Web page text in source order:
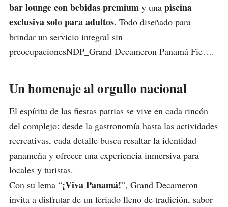
bar lounge con bebidas premium y una piscina
exclusiva solo para adultos. Todo diseñado para
brindar un servicio integral sin
preocupacionesNDP_Grand Decameron Panamá Fie….
Un homenaje al orgullo nacional
El espíritu de las fiestas patrias se vive en cada rincón
del complejo: desde la gastronomía hasta las actividades
recreativas, cada detalle busca resaltar la identidad
panameña y ofrecer una experiencia inmersiva para
locales y turistas.
Con su lema “¡Viva Panamá!”, Grand Decameron
invita a disfrutar de un feriado lleno de tradición, sabor